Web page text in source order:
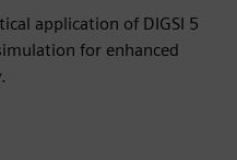
application of DIGSI 5
for enhanced